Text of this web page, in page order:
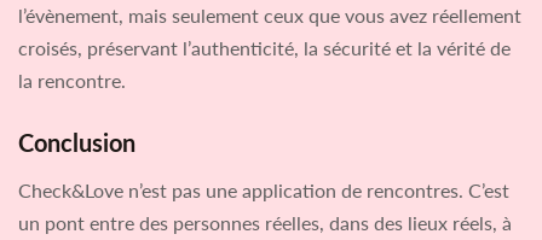
l’évènement, mais seulement ceux que vous avez réellement
croisés, préservant l’authenticité, la sécurité et la vérité de
la rencontre.
Conclusion
Check&Love n’est pas une application de rencontres. C’est
un pont entre des personnes réelles, dans des lieux réels, à